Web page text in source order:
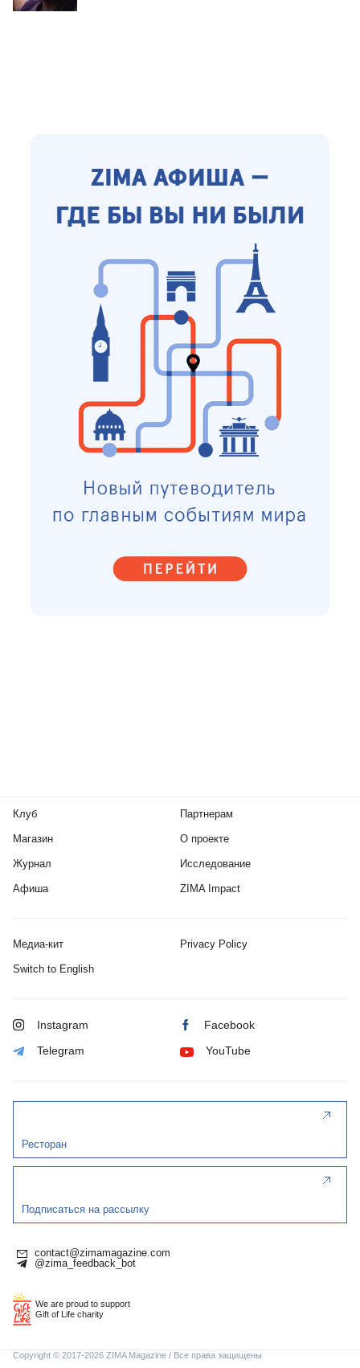
Клуб
Магазин
Журнал
Афиша
Партнерам
О проекте
Исследование
ZIMA Impact
Медиа-кит Privacy Policy
Switch to English
Instagram Facebook
Telegram YouTube
Ресторан
Подписаться на рассылку
contact@zimamagazine.com
@zima_feedback_bot
We are proud to support
Gift of Life charity
Copyright © 2017-2026 ZIMA Magazine / Все права защищены